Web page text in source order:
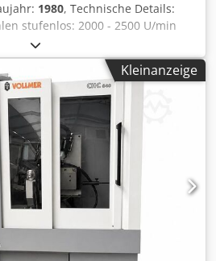
1980, Technische Details:
stufenlos: 2000 - 2500 U/min
50; 75; 100 H/min.
Ø 250 mm Arbeitshöhe: 1350
2,7 kW Maschinengewicht ca.:
ca. LxBxH: 0,85 x 1,0 x 1,8 m
für mittlerer bis größerer
- 1450mm. Sägeblatt Aufsatz Ø
Ø 31,5mm Djdju Ng I Eopfx
42mm Zahntiefenzustellung über
abkantbar
bei Teilung 0,02mm *
Kleinanzeige